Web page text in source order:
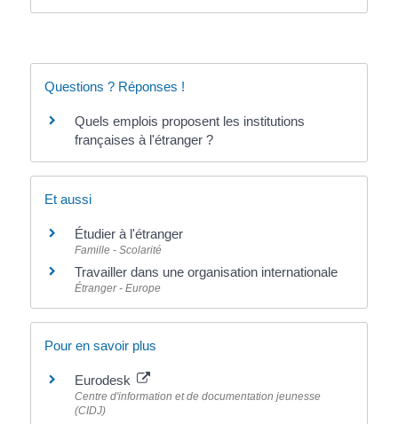
Questions ? Réponses !
Quels emplois proposent les institutions
françaises à l'étranger ?
Et aussi
Étudier à l'étranger
Famille - Scolarité
Travailler dans une organisation internationale
Étranger - Europe
Pour en savoir plus
Eurodesk
Centre d'information et de documentation jeunesse
(CIDJ)